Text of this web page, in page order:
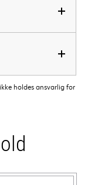
holdes ansvarlig for